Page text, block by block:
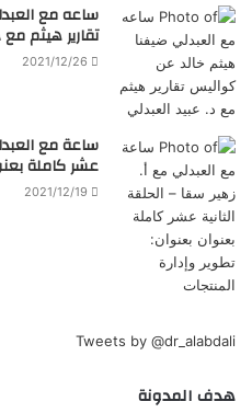
ساعه مع
تقارير هيثم
2021/12/26
ساعة مع
عشر كاملة
2021/12/19
Tweets by @dr_alabdali
هدف المدونة